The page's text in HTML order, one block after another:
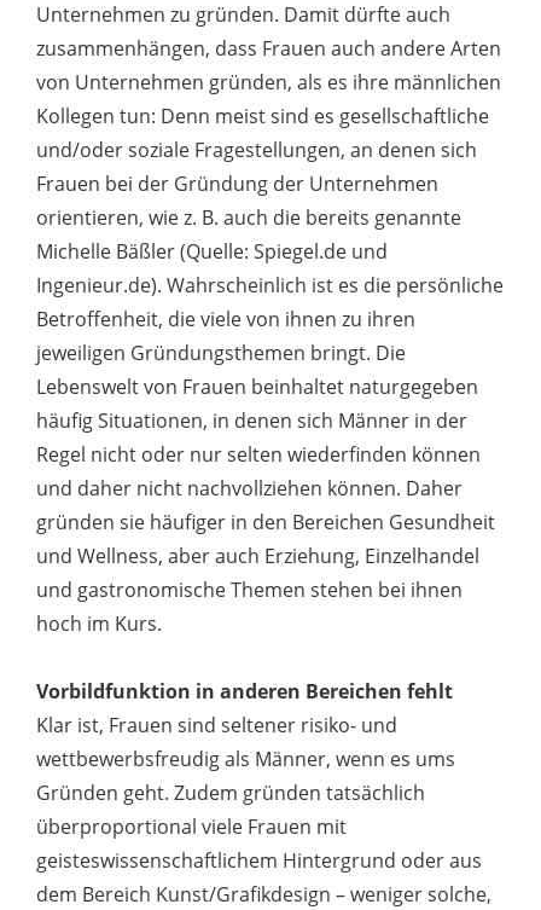
Unternehmen zu gründen. Damit dürfte auch
zusammenhängen, dass Frauen auch andere Arten
von Unternehmen gründen, als es ihre männlichen
Kollegen tun: Denn meist sind es gesellschaftliche
und/oder soziale Fragestellungen, an denen sich
Frauen bei der Gründung der Unternehmen
orientieren, wie z. B. auch die bereits genannte
Michelle Bäßler (Quelle: Spiegel.de und
Ingenieur.de). Wahrscheinlich ist es die persönliche
Betroffenheit, die viele von ihnen zu ihren
jeweiligen Gründungsthemen bringt. Die
Lebenswelt von Frauen beinhaltet naturgegeben
häufig Situationen, in denen sich Männer in der
Regel nicht oder nur selten wiederfinden können
und daher nicht nachvollziehen können. Daher
gründen sie häufiger in den Bereichen Gesundheit
und Wellness, aber auch Erziehung, Einzelhandel
und gastronomische Themen stehen bei ihnen
hoch im Kurs.
Vorbildfunktion in anderen Bereichen fehlt
Klar ist, Frauen sind seltener risiko- und
wettbewerbsfreudig als Männer, wenn es ums
Gründen geht. Zudem gründen tatsächlich
überproportional viele Frauen mit
geisteswissenschaftlichem Hintergrund oder aus
dem Bereich Kunst/Grafikdesign – weniger solche,